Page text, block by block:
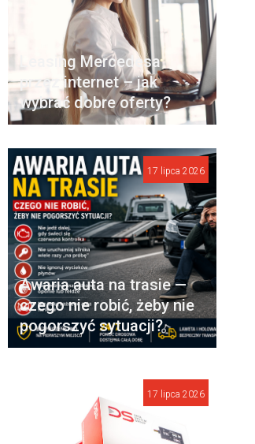
Leasing Mercedesa
przez internet – jak
wybrać dobre oferty?
Awaria auta na trasie —
czego nie robić, żeby nie
pogorszyć sytuacji?
17 lipca 2026
17 lipca 2026